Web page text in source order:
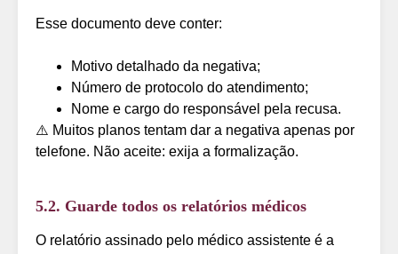
Esse documento deve conter:
Motivo detalhado da negativa;
Número de protocolo do atendimento;
Nome e cargo do responsável pela recusa.
⚠️ Muitos planos tentam dar a negativa apenas por
telefone. Não aceite: exija a formalização.
5.2. Guarde todos os relatórios médicos
O relatório assinado pelo médico assistente é a